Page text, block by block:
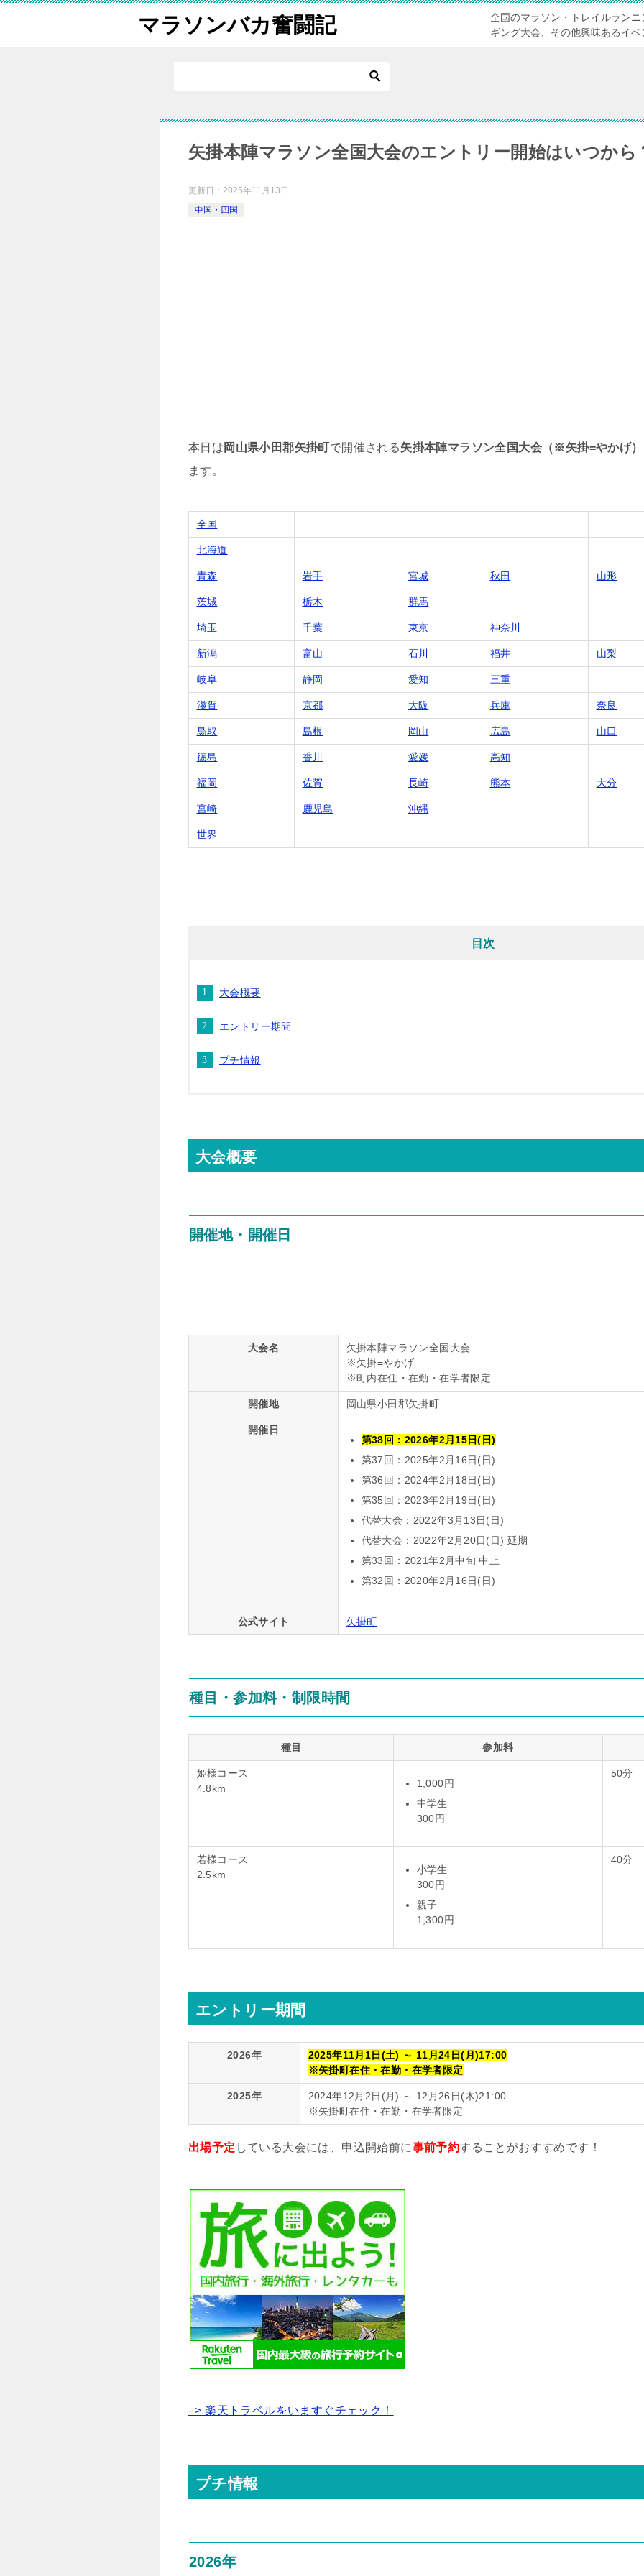
マラソンバカ奮闘記
全国のマラソン・トレイルラン
ギング大会、その他興味あるイ
矢掛本陣マラソン全国大会のエントリー開始はいつから
更新日： 2025年11月13日
中国・四国
本日は 岡山県小田郡矢掛町で開催される矢掛本陣マラソン全国大会（※矢掛=やかげ）
ます。
全国
北海道
青森 岩手 宮城 秋田 山形
茨城 栃木 群馬
埼玉 千葉 東京 神奈川
新潟 富山 石川 福井 山梨
岐阜 静岡 愛知 三重
滋賀 京都 大阪 兵庫 奈良
鳥取 島根 岡山 広島 山口
徳島 香川 愛媛 高知
福岡 佐賀 長崎 熊本 大分
宮崎 鹿児島 沖縄
世界
目次
大会概要
エントリー期間
プチ情報
大会概要
開催地・開催日
大会名
矢掛本陣マラソン全国大会
※矢掛=やかげ
※町内在住・在勤・在学者限定
開催地 岡山県小田郡矢掛町
開催日
第38回：2026年2月15日(日)
第37回：2025年2月16日(日)
第36回：2024年2月18日(日)
第35回：2023年2月19日(日)
代替大会：2022年3月13日(日)
代替大会：2022年2月20日(日) 延期
第33回：2021年2月中旬 中止
第32回：2020年2月16日(日)
公式サイト 矢掛町
種目・参加料・制限時間
種目 参加料
姫様コース
4.8km
1,000円
中学生
300円
50分
若様コース
2.5km
小学生
300円
親子
1,300円
40分
エントリー期間
2026年
2025年11月1日(土) ～ 11月24日(月)17:00
※矢掛町在住・在勤・在学者限定
2025年
2024年12月2日(月) ～ 12月26日(木)21:00
※矢掛町在住・在勤・在学者限定
出場予定 している大会には、申込開始前に事前予約することがおすすめです！
–> 楽天トラベルをいますぐチェック！
プチ情報
2026年